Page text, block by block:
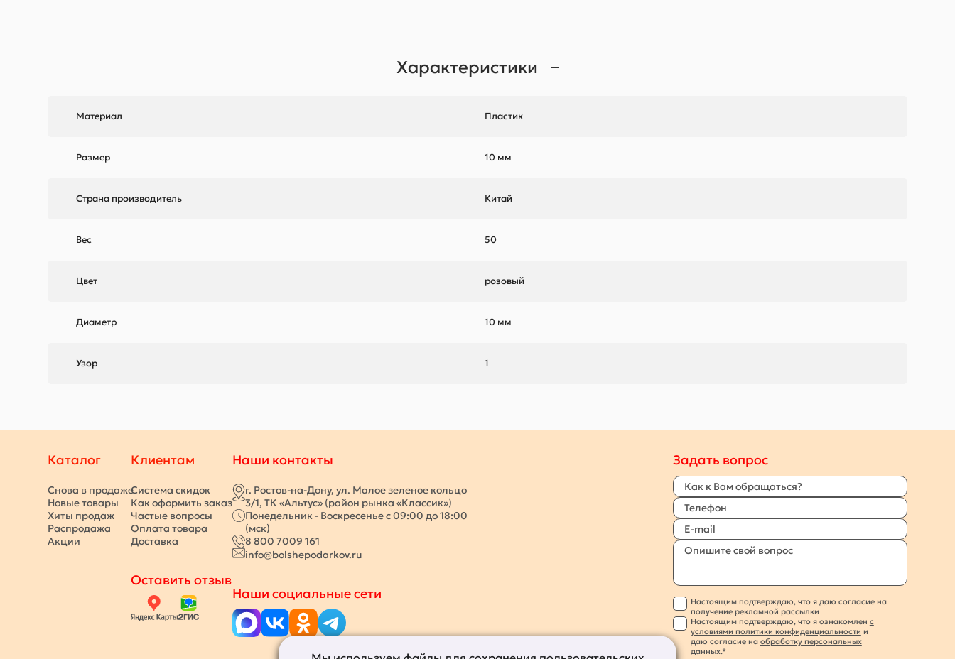
Характеристики
Материал Пластик
Размер 10 мм
Страна производитель Китай
Вес 50
Цвет розовый
Диаметр 10 мм
Узор 1
Каталог
Снова в продаже
Новые товары
Хиты продаж
Распродажа
Акции
Клиентам
Система скидок
Как оформить заказ
Частые вопросы
Оплата товара
Доставка
Оставить отзыв
Наши контакты
г. Ростов-на-Дону, ул. Малое зеленое кольцо
3/1, ТК «Альтус» (район рынка «Классик»)
Понедельник - Воскресенье с 09:00 до 18:00
(мск)
8 800 7009 161
info@bolshepodarkov.ru
Наши социальные сети
Задать вопрос
Настоящим подтверждаю, что я даю согласие на
получение рекламной рассылки
Настоящим подтверждаю, что я ознакомлен с
условиями политики конфиденциальности и
даю согласие на обработку персональных
данных.*